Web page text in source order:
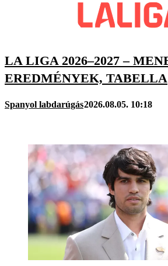
LA LIGA 2026–2027 –
EREDMÉNYEK, TABELLA
Spanyol labdarúgás2026.08.05. 10:18